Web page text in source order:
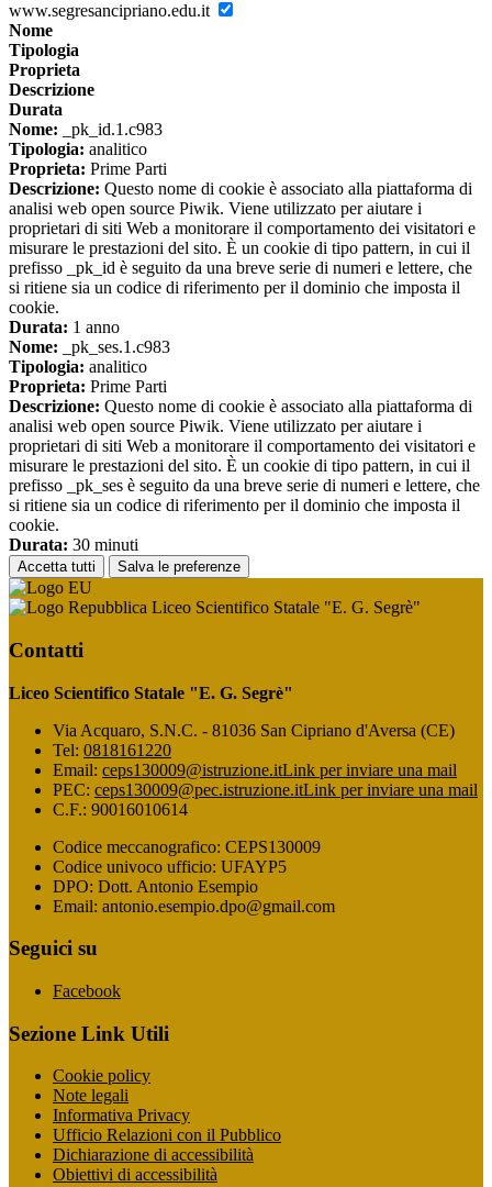
www.segresancipriano.edu.it
Nome
Tipologia
Proprieta
Descrizione
Durata
Nome: _pk_id.1.c983
Tipologia: analitico
Proprieta: Prime Parti
Descrizione: Questo nome di cookie è associato alla piattaforma di
analisi web open source Piwik. Viene utilizzato per aiutare i
proprietari di siti Web a monitorare il comportamento dei visitatori e
misurare le prestazioni del sito. È un cookie di tipo pattern, in cui il
prefisso _pk_id è seguito da una breve serie di numeri e lettere, che
si ritiene sia un codice di riferimento per il dominio che imposta il
cookie.
Durata: 1 anno
Nome: _pk_ses.1.c983
Tipologia: analitico
Proprieta: Prime Parti
Descrizione: Questo nome di cookie è associato alla piattaforma di
analisi web open source Piwik. Viene utilizzato per aiutare i
proprietari di siti Web a monitorare il comportamento dei visitatori e
misurare le prestazioni del sito. È un cookie di tipo pattern, in cui il
prefisso _pk_ses è seguito da una breve serie di numeri e lettere, che
si ritiene sia un codice di riferimento per il dominio che imposta il
cookie.
Durata: 30 minuti
Accetta tutti Salva le preferenze
Liceo Scientifico Statale "E. G. Segrè"
Contatti
Liceo Scientifico Statale "E. G. Segrè"
Via Acquaro, S.N.C. - 81036 San Cipriano d'Aversa (CE)
Tel: 0818161220
Email: ceps130009@istruzione.itLink per inviare una mail
PEC: ceps130009@pec.istruzione.itLink per inviare una mail
C.F.: 90016010614
Codice meccanografico: CEPS130009
Codice univoco ufficio: UFAYP5
DPO: Dott. Antonio Esempio
Email: antonio.esempio.dpo@gmail.com
Seguici su
Facebook
Sezione Link Utili
Cookie policy
Note legali
Informativa Privacy
Ufficio Relazioni con il Pubblico
Dichiarazione di accessibilità
Obiettivi di accessibilità